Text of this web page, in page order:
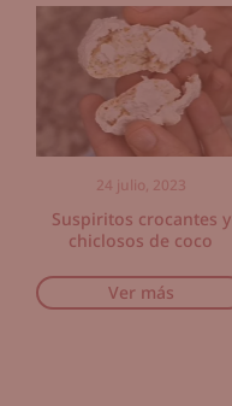
24 julio, 2023
Suspiritos crocantes y
chiclosos de coco
Ver más